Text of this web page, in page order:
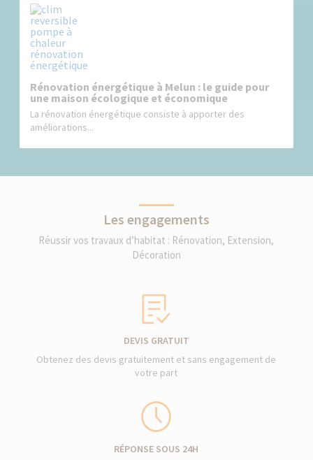
Rénovation énergétique à Melun : le guide pour
une maison écologique et économique
La rénovation énergétique consiste à apporter des
améliorations...
Les engagements
Réussir vos travaux d’habitat : Rénovation, Extension,
Décoration
DEVIS GRATUIT
Obtenez des devis gratuitement et sans engagement de
votre part
RÉPONSE SOUS 24H